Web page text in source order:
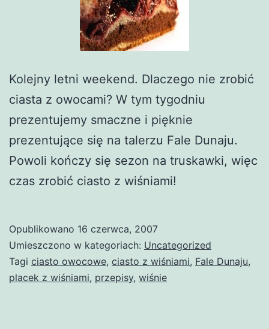
Kolejny letni weekend. Dlaczego nie zrobić
ciasta z owocami? W tym tygodniu
prezentujemy smaczne i pięknie
prezentujące się na talerzu Fale Dunaju.
Powoli kończy się sezon na truskawki, więc
czas zrobić ciasto z wiśniami!
Opublikowano 16 czerwca, 2007
Umieszczono w kategoriach: Uncategorized
Tagi ciasto owocowe, ciasto z wiśniami, Fale Dunaju,
placek z wiśniami, przepisy, wiśnie